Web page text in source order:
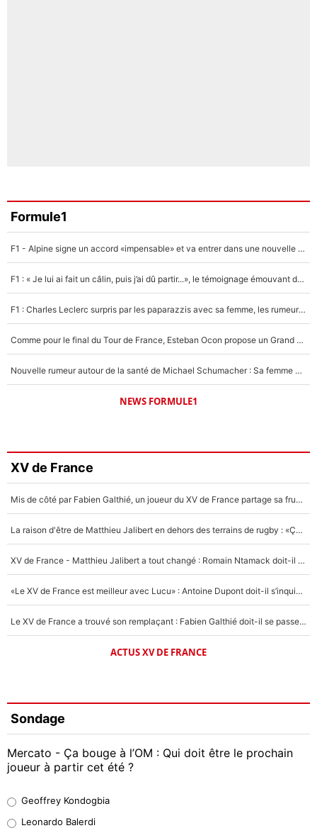
Formule1
F1 - Alpine signe un accord «impensable» et va entrer dans une nouvelle dimension : Grande nouvelle pour Pierre Gasly !
F1 : « Je lui ai fait un câlin, puis j’ai dû partir...», le témoignage émouvant de Max Verstappen sur sa fille
F1 : Charles Leclerc surpris par les paparazzis avec sa femme, les rumeurs étaient vraies !
Comme pour le final du Tour de France, Esteban Ocon propose un Grand Prix de Formule 1 à Paris : «Autour de l’Arc de Triomphe, ce serait génial» !
Nouvelle rumeur autour de la santé de Michael Schumacher : Sa femme Corinna sort du silence
NEWS FORMULE1
XV de France
Mis de côté par Fabien Galthié, un joueur du XV de France partage sa frustration : «ils ne me l’ont pas dit tout de suite»
La raison d'être de Matthieu Jalibert en dehors des terrains de rugby : «Ça m'atteint autant que si tu touches à un membre de ma famille»
XV de France - Matthieu Jalibert a tout changé : Romain Ntamack doit-il s’inquiéter pour sa place à un an de la Coupe du monde ?
«Le XV de France est meilleur avec Lucu» : Antoine Dupont doit-il s’inquiéter pour sa place ?
Le XV de France a trouvé son remplaçant : Fabien Galthié doit-il se passer d'Antoine Dupont ?
ACTUS XV DE FRANCE
Sondage
Mercato - Ça bouge à l’OM : Qui doit être le prochain
joueur à partir cet été ?
38%
Geoffrey Kondogbia
Leonardo Balerdi